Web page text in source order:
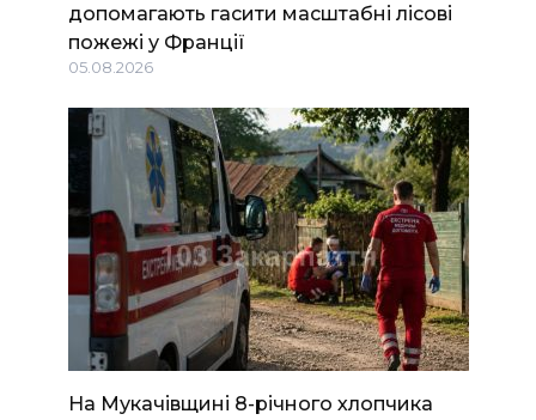
допомагають гасити масштабні лісові
пожежі у Франції
05.08.2026
На Мукачівщині 8-річного хлопчика